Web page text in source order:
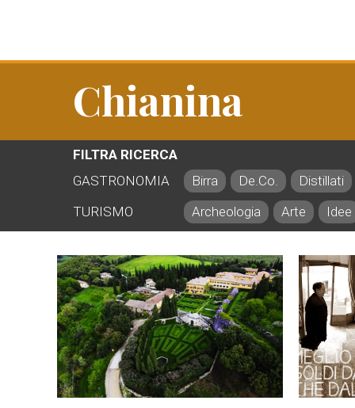
Chianina
FILTRA RICERCA
GASTRONOMIA
Birra De.Co.
Distillati
TURISMO
Archeologia Arte Idee